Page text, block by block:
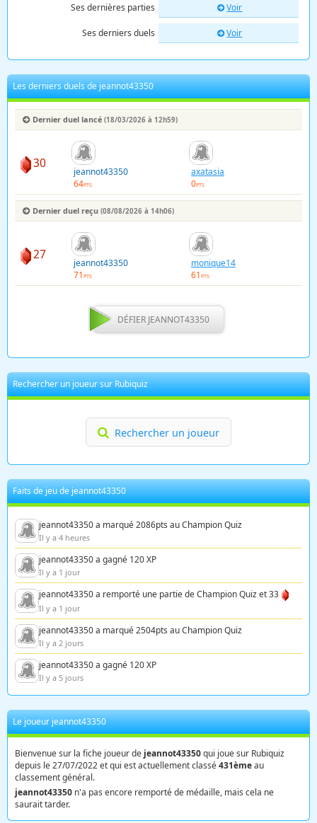
Ses dernières parties Voir
Ses derniers duels Voir
Les derniers duels de jeannot43350
Dernier duel lancé (18/03/2026 à 12h59)
30
jeannot43350
64PTS
axatasia
0PTS
Dernier duel reçu (08/08/2026 à 14h06)
27
jeannot43350
71 PTS
monique14
61 PTS
DÉFIER JEANNOT43350
Rechercher un joueur sur Rubiquiz
Rechercher un joueur
Faits de jeu de jeannot43350
jeannot43350 a marqué 2086pts au Champion Quiz
Il y a 4 heures
jeannot43350 a gagné 120 XP
Il y a 1 jour
jeannot43350 a remporté une partie de Champion Quiz et 33
Il y a 1 jour
jeannot43350 a marqué 2504pts au Champion Quiz
Il y a 2 jours
jeannot43350 a gagné 120 XP
Il y a 5 jours
Le joueur jeannot43350
Bienvenue sur la fiche joueur de jeannot43350qui joue sur Rubiquiz
depuis le 27/07/2022 et qui est actuellement classé431èmeau
classement général.
jeannot43350 n'a pas encore remporté de médaille, mais cela ne
saurait tarder.